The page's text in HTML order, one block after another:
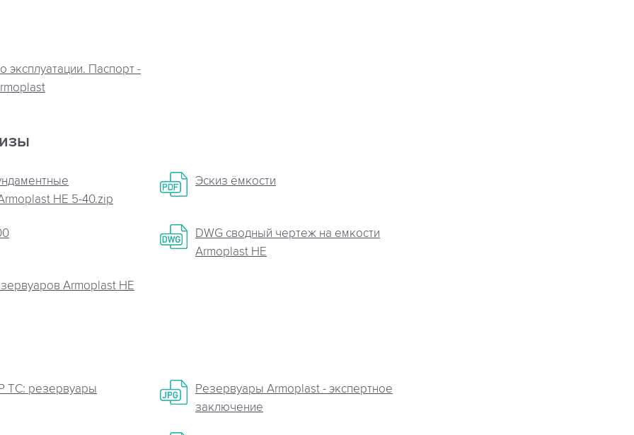
эксплуатации. Паспорт -
НЕ 5-40.zip
Эскиз ёмкости
DWG сводный чертеж на емкости
Armoplast HE
Armoplast HE
ТС: резервуары
Резервуары Armoplast - экспертное
заключение